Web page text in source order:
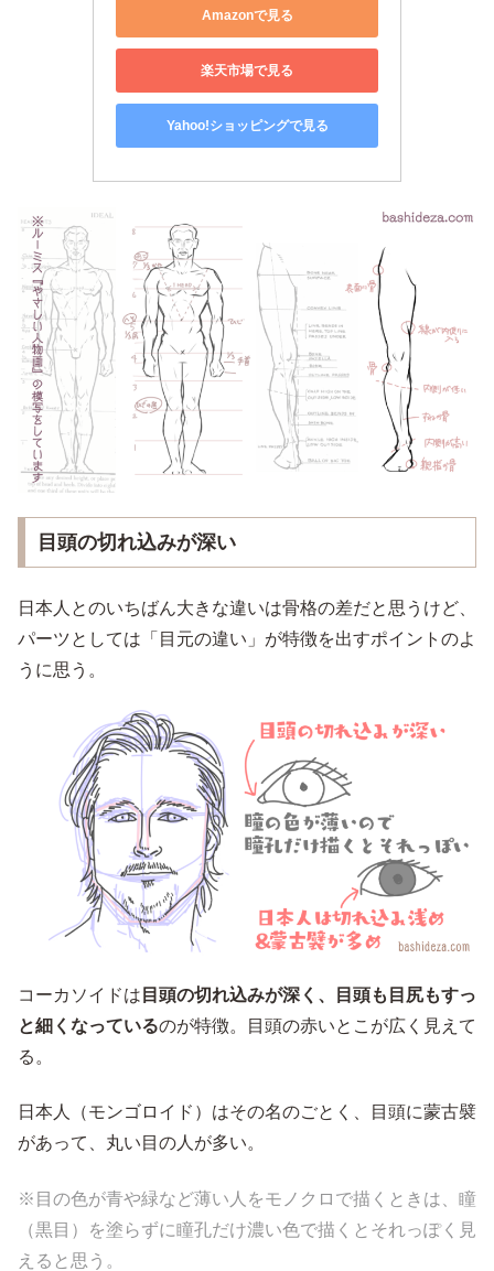
Amazonで見る
楽天市場で見る
Yahoo!ショッピングで見る
目頭の切れ込みが深い
日本人とのいちばん大きな違いは骨格の差だと思うけど、
パーツとしては「目元の違い」が特徴を出すポイントのよ
うに思う。
コーカソイドは 目頭の切れ込みが深く、目頭も目尻もすっ
と細くなっているのが特徴。目頭の赤いとこが広く見えて
る。
日本人（モンゴロイド）はその名のごとく、目頭に蒙古襞
があって、丸い目の人が多い。
※目の色が青や緑など薄い人をモノクロで描くときは、瞳
（黒目）を塗らずに瞳孔だけ濃い色で描くとそれっぽく見
えると思う。